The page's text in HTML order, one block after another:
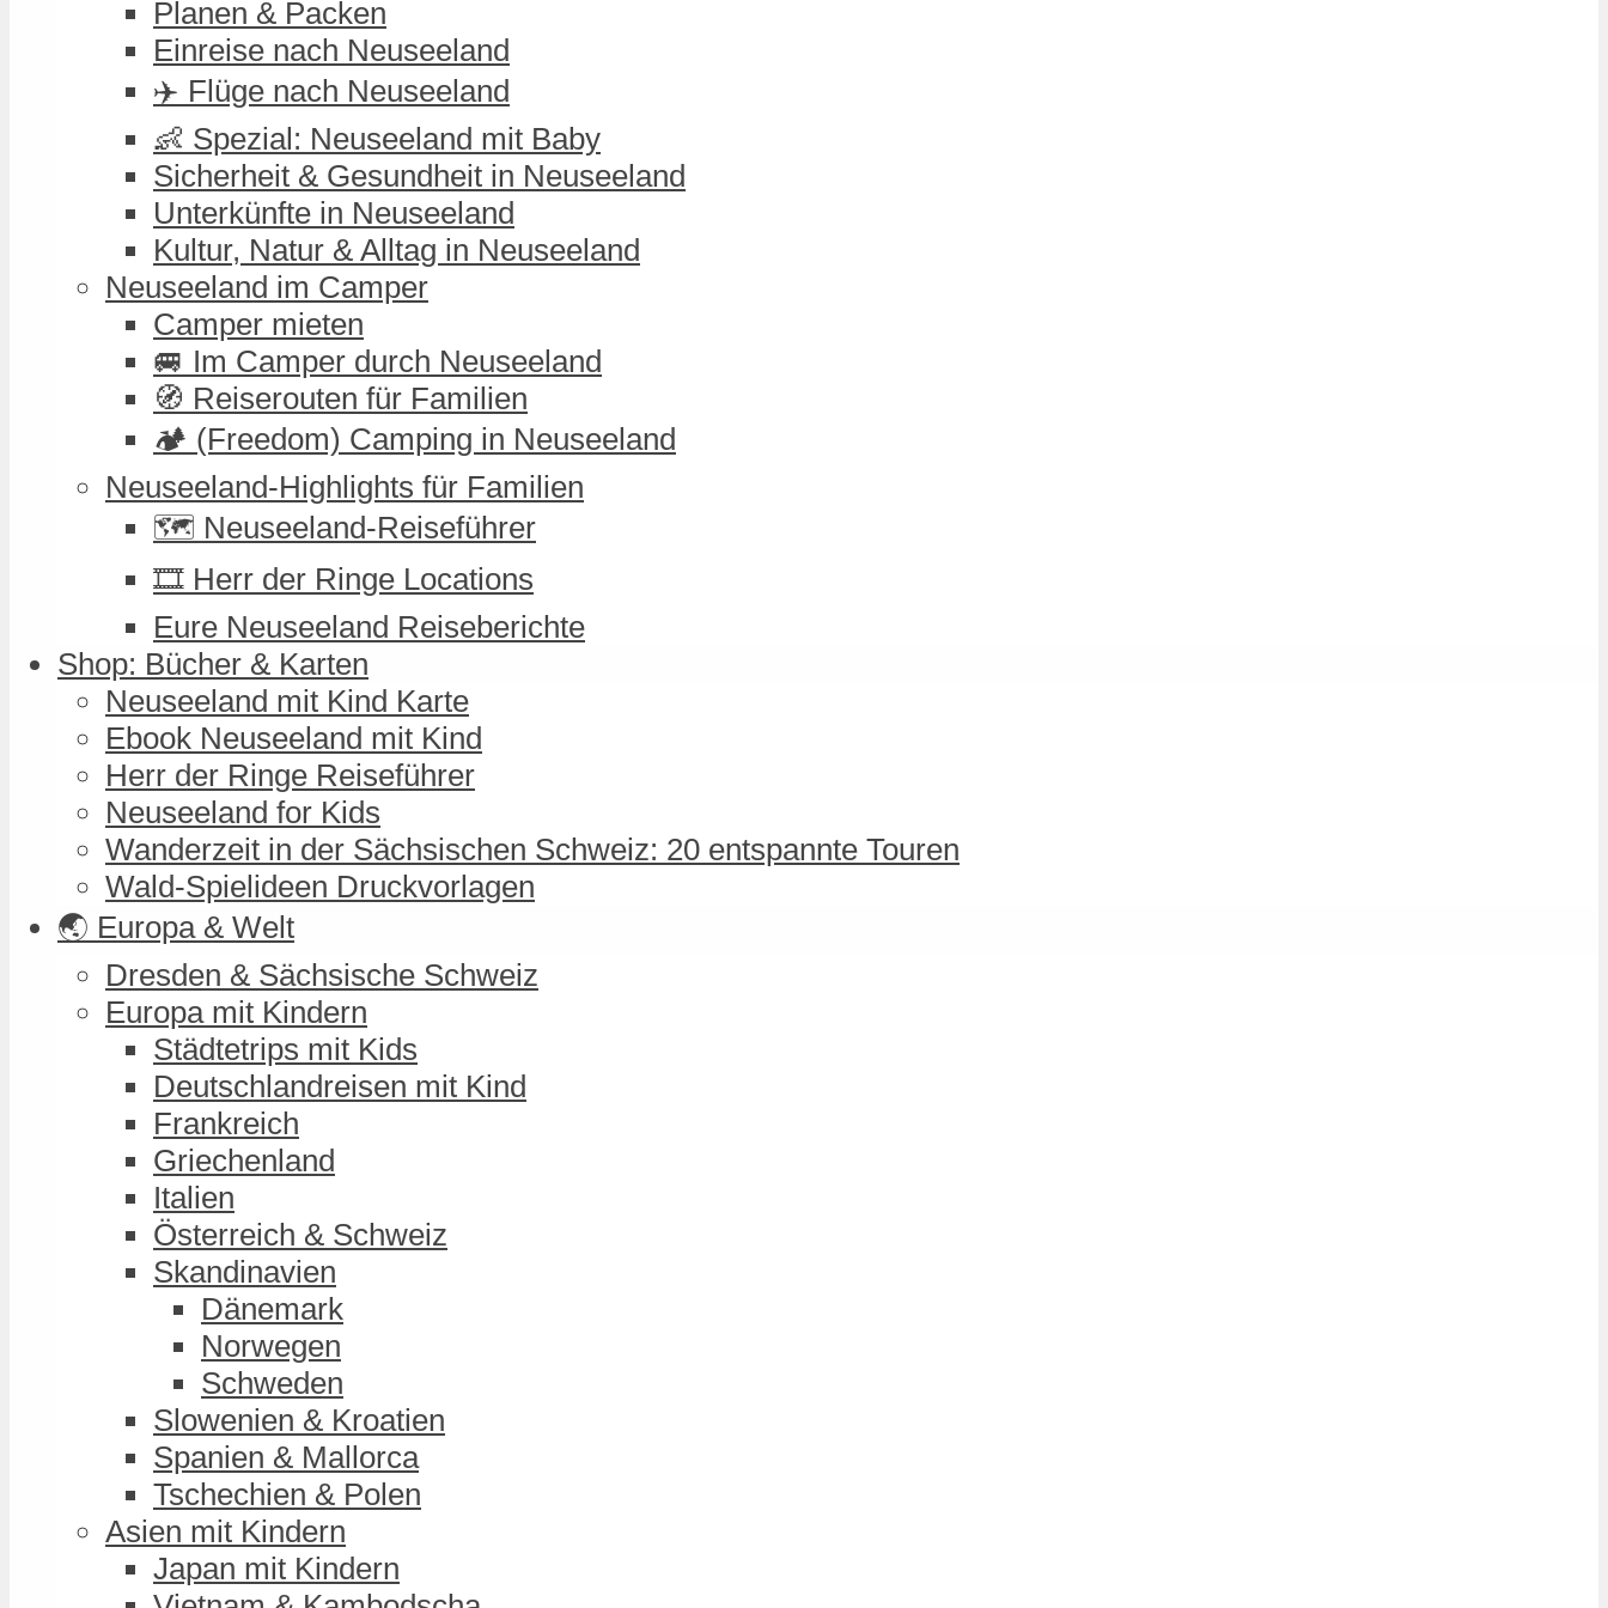
Planen & Packen
Einreise nach Neuseeland
✈️ Flüge nach Neuseeland
👶 Spezial: Neuseeland mit Baby
Sicherheit & Gesundheit in Neuseeland
Unterkünfte in Neuseeland
Kultur, Natur & Alltag in Neuseeland
Neuseeland im Camper
Camper mieten
🚐 Im Camper durch Neuseeland
🧭 Reiserouten für Familien
🏕️ (Freedom) Camping in Neuseeland
Neuseeland-Highlights für Familien
🗺️ Neuseeland-Reiseführer
🎞️ Herr der Ringe Locations
Eure Neuseeland Reiseberichte
Shop: Bücher & Karten
Neuseeland mit Kind Karte
Ebook Neuseeland mit Kind
Herr der Ringe Reiseführer
Neuseeland for Kids
Wanderzeit in der Sächsischen Schweiz: 20 entspannte Touren
Wald-Spielideen Druckvorlagen
🌏 Europa & Welt
Dresden & Sächsische Schweiz
Europa mit Kindern
Städtetrips mit Kids
Deutschlandreisen mit Kind
Frankreich
Griechenland
Italien
Österreich & Schweiz
Skandinavien
Dänemark
Norwegen
Schweden
Slowenien & Kroatien
Spanien & Mallorca
Tschechien & Polen
Asien mit Kindern
Japan mit Kindern